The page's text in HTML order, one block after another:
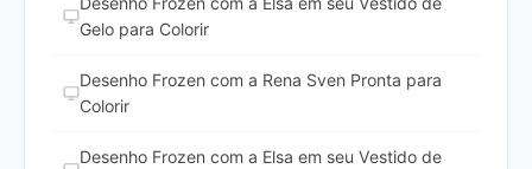
Gelo para Colorir
Desenho Frozen com a Rena Sven Pronta para
Colorir
Desenho Frozen com a Elsa em seu Vestido de